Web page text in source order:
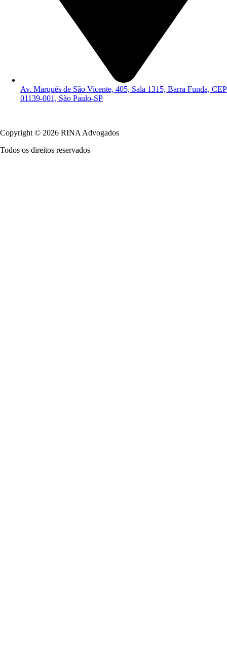
Av. Marquês de São Vicente, 405, Sala 1315, Barra Funda, CEP
01139-001, São Paulo-SP
Copyright © 2026 RINA Advogados
Todos os direitos reservados